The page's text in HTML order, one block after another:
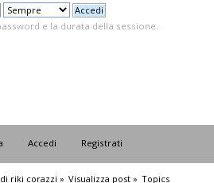
e la durata della sessione.
Accedi Registrati
riki corazzi » Visualizza post » Topics